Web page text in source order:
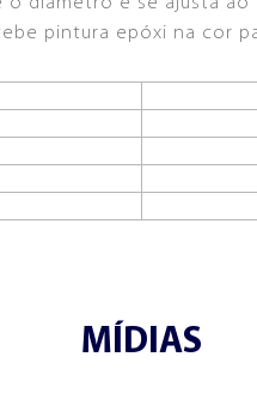
pintura epóxi na cor
MÍDIAS